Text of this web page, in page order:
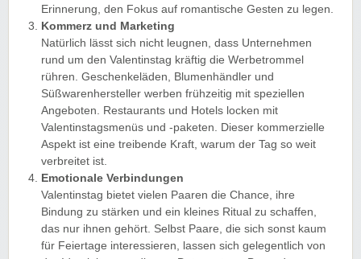
Erinnerung, den Fokus auf romantische Gesten zu legen.
Kommerz und Marketing
Natürlich lässt sich nicht leugnen, dass Unternehmen
rund um den Valentinstag kräftig die Werbetrommel
rühren. Geschenkeläden, Blumenhändler und
Süßwarenhersteller werben frühzeitig mit speziellen
Angeboten. Restaurants und Hotels locken mit
Valentinstagsmenüs und -paketen. Dieser kommerzielle
Aspekt ist eine treibende Kraft, warum der Tag so weit
verbreitet ist.
Emotionale Verbindungen
Valentinstag bietet vielen Paaren die Chance, ihre
Bindung zu stärken und ein kleines Ritual zu schaffen,
das nur ihnen gehört. Selbst Paare, die sich sonst kaum
für Feiertage interessieren, lassen sich gelegentlich von